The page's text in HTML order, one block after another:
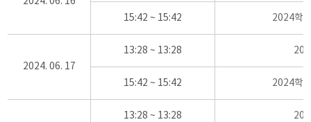
15:42 ~ 15:42 2024학
2024. 06. 17
13:28 ~ 13:28
15:42 ~ 15:42 2024학
13:28 ~ 13:28